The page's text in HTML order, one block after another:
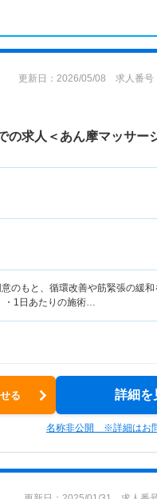
更新日：2026/05/08 求人番号
の求人＜あん摩マッサー
のもと、循環改善や筋緊張の緩和
・1日あたりの施術…
る 詳細を
名称非公開 ※詳細はお